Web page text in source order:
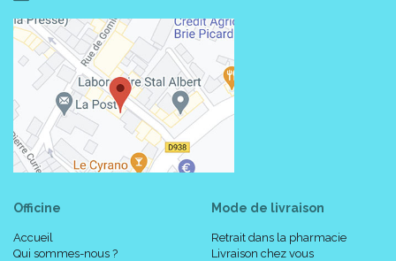
Officine
Accueil
Qui sommes-nous ?
Mode de livraison
Retrait dans la pharmacie
Livraison chez vous